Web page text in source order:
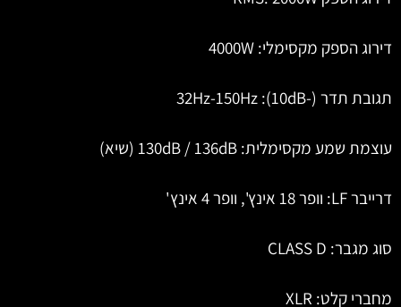
דירוג הספק מקסימלי: 4000W
תגובת תדר (-10dB): 32Hz-150Hz
עוצמת שמע מקסימלית: 130dB / 136dB (שיא)
דרייבר LF: וופר 18 אינץ', וופר 4 אינץ'
סוג מגבר: CLASS D
מחברי קלט: XLR